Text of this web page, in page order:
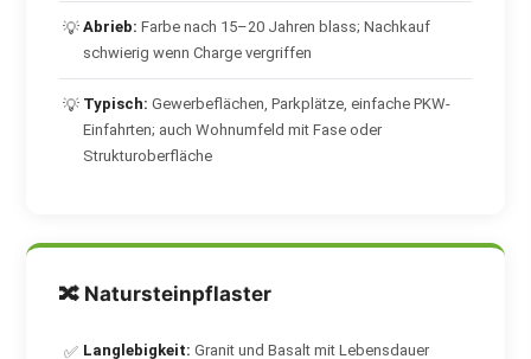
💡 Abrieb: Farbe nach 15–20 Jahren blass; Nachkauf
schwierig wenn Charge vergriffen
💡 Typisch: Gewerbeflächen, Parkplätze, einfache PKW-
Einfahrten; auch Wohnumfeld mit Fase oder
Strukturoberfläche
🔀 Natursteinpflaster
✅ Langlebigkeit: Granit und Basalt mit Lebensdauer